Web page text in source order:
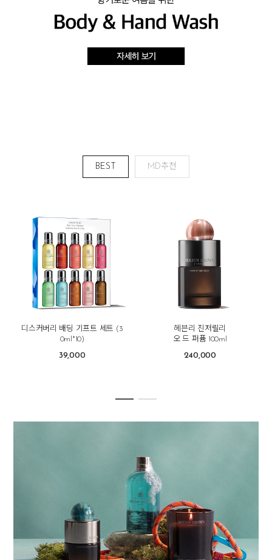
BEST MD추천
디스커버리 배딩 기프트 세트 (3
0ml*10)
39,000
헤븐리 진저릴리
오 드 퍼퓸 100ml
240,000